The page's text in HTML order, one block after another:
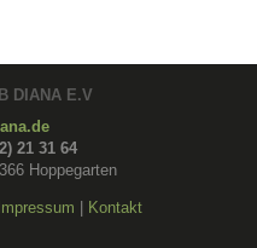
DIANA E.V
21 31 64
Hoppegarten
Impressum Kontakt